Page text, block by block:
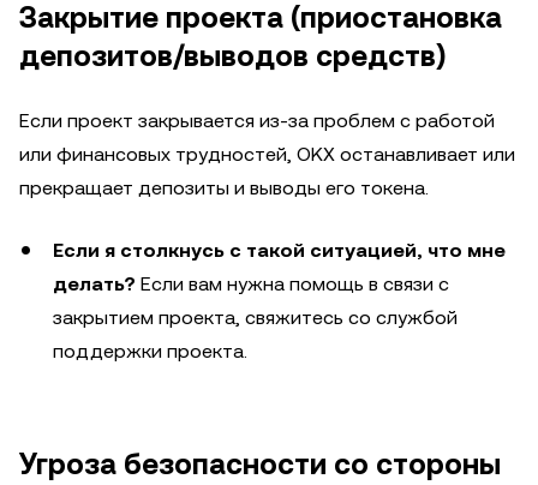
Закрытие проекта (приостановка
депозитов/выводов средств)
Если проект закрывается из-за проблем с работой
или финансовых трудностей, OKX останавливает или
прекращает депозиты и выводы его токена.
Если я столкнусь с такой ситуацией, что мне
делать? Если вам нужна помощь в связи с
закрытием проекта, свяжитесь со службой
поддержки проекта.
Угроза безопасности со стороны